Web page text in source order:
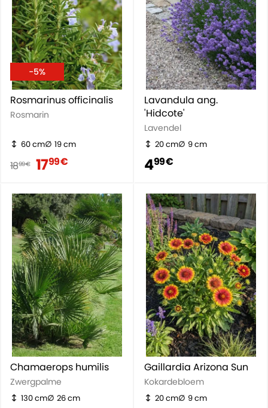
-5%
Rosmarinus officinalis
Rosmarin
60 cm 19 cm
1899 € 1799 €
Lavandula ang.
'Hidcote'
Lavendel
20 cm 9 cm
499 €
Chamaerops humilis
Zwergpalme
130 cm 26 cm
Gaillardia Arizona Sun
Kokardebloem
20 cm 9 cm